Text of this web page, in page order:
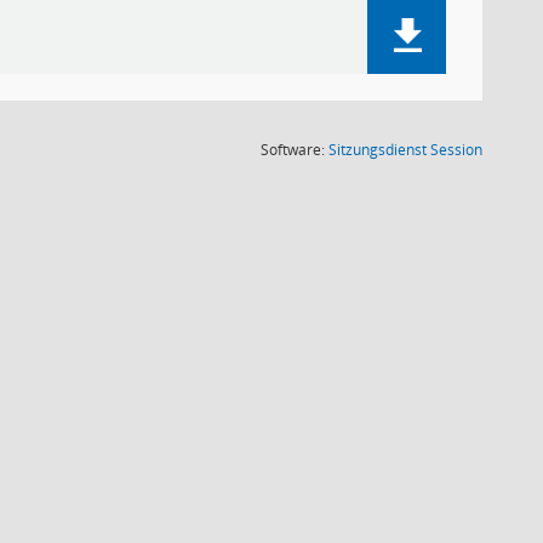
Software:SitzungsdienstSession(Wird in